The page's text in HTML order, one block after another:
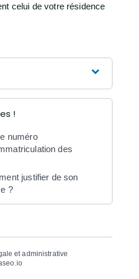
celui de votre résidence
!
numéro
des
justifier de son
?
et administrative